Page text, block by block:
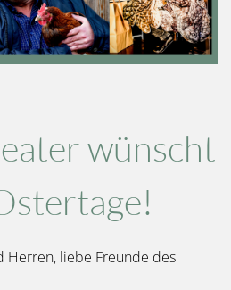
wünscht
Herren, liebe Freunde des